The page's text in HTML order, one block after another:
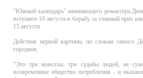
"Южный календарь" начинающего режиссера
вступают 10 августа в борьбу за главный приз
15 августа.
Действие первой картины, по словам самого
городков.
"Это три новеллы, три судьбы людей, не
всовременное общество потребления - и